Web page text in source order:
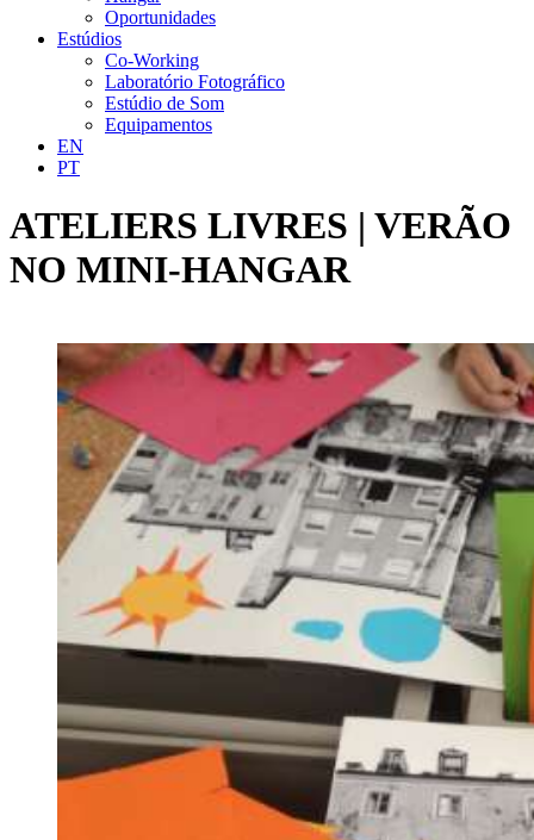
Oportunidades
Estúdios
Co-Working
Laboratório Fotográfico
Estúdio de Som
Equipamentos
EN
PT
ATELIERS LIVRES | VERÃO
NO MINI-HANGAR